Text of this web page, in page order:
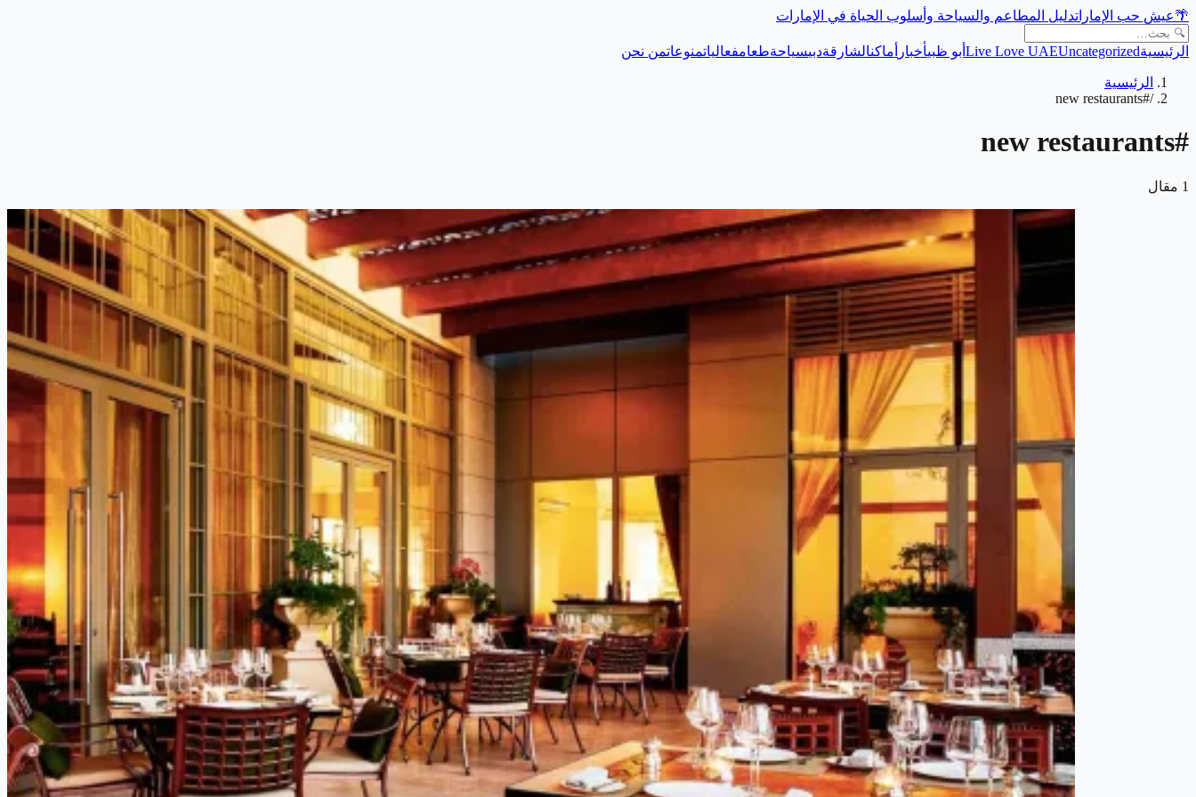
🌴عيش حب الإماراتدليل المطاعم والسياحة وأسلوب الحياة في الإمارات
الرئيسية Live Love UAEUncategorized أبو ظبيأخبار أماكنالشارقةدبيسياحةطعامفعالياتمنوعاتمن نحن
الرئيسية
/
#new restaurants
#
new restaurants
1 مقال